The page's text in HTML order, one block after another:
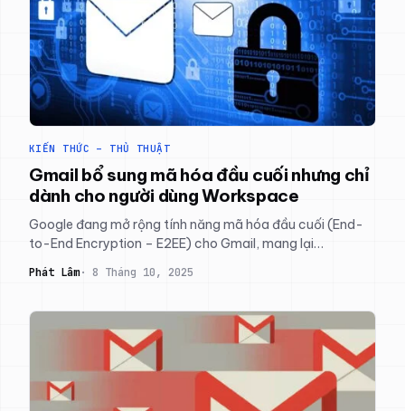
KIẾN THỨC – THỦ THUẬT
Gmail bổ sung mã hóa đầu cuối nhưng chỉ
dành cho người dùng Workspace
Google đang mở rộng tính năng mã hóa đầu cuối (End-
to-End Encryption – E2EE) cho Gmail, mang lại…
Phát Lâm 8 Tháng 10, 2025